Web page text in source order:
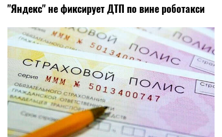
"Яндекс" не фиксирует ДТП по вине роботакси